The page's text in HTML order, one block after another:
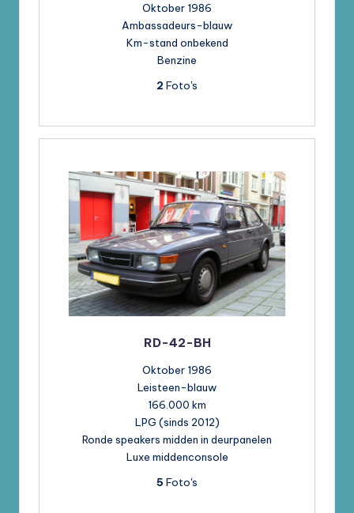
Oktober 1986
Ambassadeurs-blauw
Km-stand onbekend
Benzine
2 Foto's
RD-42-BH
Oktober 1986
Leisteen-blauw
166.000 km
LPG (sinds 2012)
Ronde speakers midden in deurpanelen
Luxe middenconsole
5 Foto's